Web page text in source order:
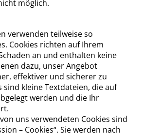
möglich.
verwenden teilweise so
Cookies richten auf Ihrem
an und enthalten keine
dazu, unser Angebot
effektiver und sicherer zu
sind kleine Textdateien, die auf
werden und die Ihr
uns verwendeten Cookies sind
– Cookies“. Sie werden nach